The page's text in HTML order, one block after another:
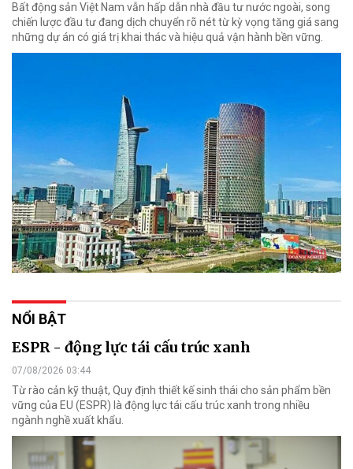
Bất động sản Việt Nam vẫn hấp dẫn nhà đầu tư nước ngoài, song
chiến lược đầu tư đang dịch chuyển rõ nét từ kỳ vọng tăng giá sang
những dự án có giá trị khai thác và hiệu quả vận hành bền vững.
NỔI BẬT
ESPR - động lực tái cấu trúc xanh
07/08/2026 03:44
Từ rào cản kỹ thuật, Quy định thiết kế sinh thái cho sản phẩm bền
vững của EU (ESPR) là động lực tái cấu trúc xanh trong nhiều
ngành nghề xuất khẩu.